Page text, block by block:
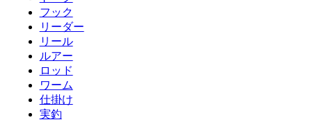
フック
リーダー
リール
ルアー
ロッド
ワーム
仕掛け
実釣